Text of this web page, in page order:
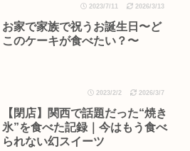
2023/7/11 2026/3/13
お家で家族で祝うお誕生日〜ど
このケーキが食べたい？〜
2023/2/2 2026/3/7
【閉店】関西で話題だった“焼き
氷”を食べた記録｜今はもう食べ
られない幻スイーツ